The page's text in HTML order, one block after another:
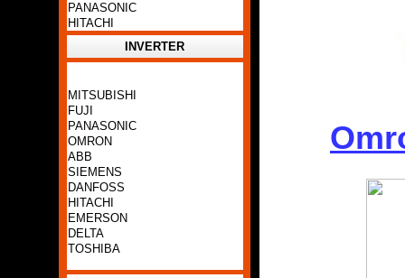
PANASONIC
HITACHI
INVERTER
MITSUBISHI
FUJI
PANASONIC
OMRON
ABB
SIEMENS
DANFOSS
HITACHI
EMERSON
DELTA
TOSHIBA